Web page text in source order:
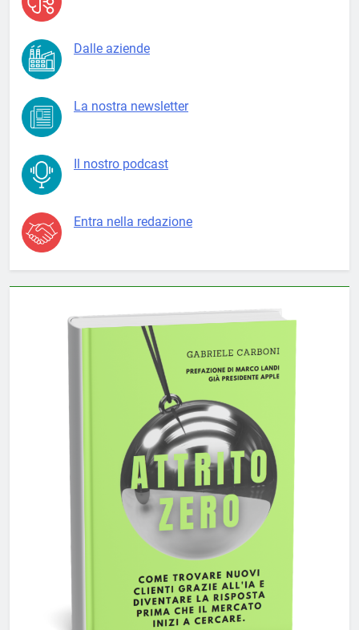
Dalle aziende
La nostra newsletter
Il nostro podcast
Entra nella redazione